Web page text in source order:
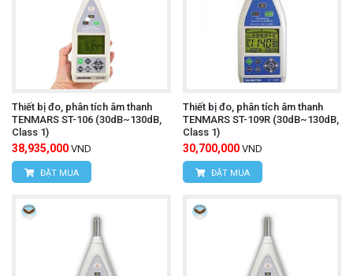
Thiết bị đo, phân tích âm thanh
TENMARS ST-106 (30dB~130dB,
Class 1)
38,935,000 VND
ĐẶT MUA
Thiết bị đo, phân tích âm thanh
TENMARS ST-109R (30dB~130dB,
Class 1)
30,700,000 VND
ĐẶT MUA